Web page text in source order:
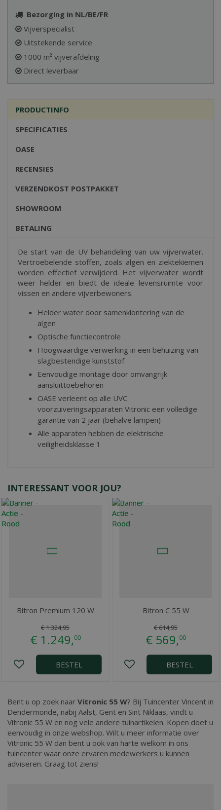
Bezorging in NL/BE/FR
Vijverspecialist
Uitstekende service
1000 m² vijverafdeling
Direct leverbaar
PRODUCTINFO
SPECIFICATIES
OASE
RECENSIES
VERZENDKOST POSTPAKKET
SHOWROOM
BETALING
De start van de UV behandeling van uw vijverwater.
Vertroebelende stoffen, zoals algen en ziektekiemen
worden effectief verwijderd. Het vijverwater wordt
weer helder en biedt de ideale levensruimte voor
vissen en andere vijverbewoners.
Helder water door samenklontering van de
algen
Optische functiecontrole
Hoogwaardige verwerking in een behuizing van
slagbestendige kunststof
Eenvoudige montage door omvangrijk
aansluittoebehoren
OASE verleent op alle UVC
voorzuiveringsapparaten Vitronic een volledige
garantie van 2 jaar (behalve lampen)
Alle apparaten hebben de elektrische
veiligheidsklasse 1
INTERESSANT VOOR JOU?
Bitron Premium 120 W
€1.324,95
€ 1.249,00
BESTEL
Bitron C 55 W
€614,95
€ 569,00
BESTEL
Bent u op zoek naar Vitronic 55 W? Bij Tuincenter Vincent in
Dendermonde, nabij Aalst, Gent en Sint Niklaas, vindt u
Vitronic 55 W en nog vele andere tuinartikelen. Kopen doet u
eenvoudig in onze webshop. Wilt u meer informatie over
Vitronic 55 W dan bent u ook van harte welkom in ons
tuincenter waar onze ervaren medewerkers u kunnen
adviseren. Graag tot ziens!